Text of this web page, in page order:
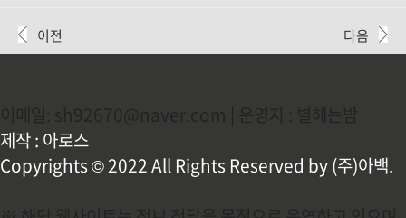
다고 합니다. 아마존까지 위협하는 거대한 앱으로 성장
한 테무를 어서 빨리 다운로드 받으셔서 최고의 할인율
이전 다음
제작 : 아로스
Copyrights © 2022 All Rights Reserved by (주)아백.